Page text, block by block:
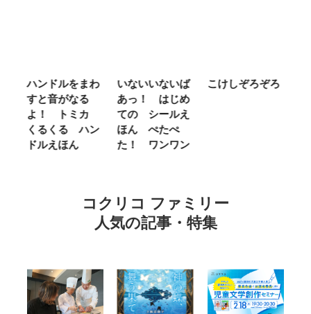
ハンドルをまわ
すと音がなる
よ！ トミカ
くるくる ハン
ドルえほん
いないいないば
あっ！ はじめ
ての シールえ
ほん ぺたぺ
た！ ワンワン
こけしぞろぞろ
コクリコ ファミリー
人気の記事・特集